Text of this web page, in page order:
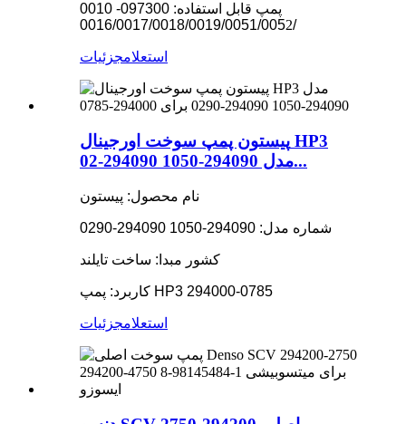
پمپ قابل استفاده: 097300- 0010
/0016/0017/0018/0019/0051/005
2
استعلامجزئیات
پیستون پمپ سوخت اورجینال HP3
مدل 294090-1050 294090-02...
نام محصول: پیستون
شماره مدل: 294090-1050 294090-0290
کشور مبدا: ساخت تایلند
کاربرد: پمپ HP3 294000-0785
استعلامجزئیات